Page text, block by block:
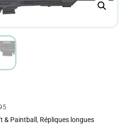
& Paintball , Répliques longues